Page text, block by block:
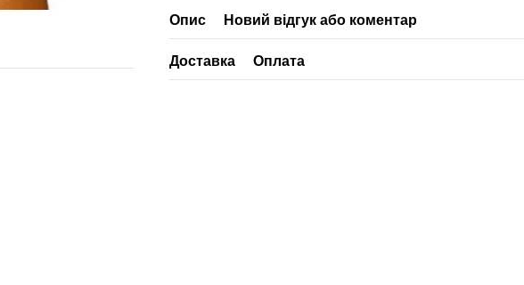
Опис Новий відгук або коментар
Доставка Оплата